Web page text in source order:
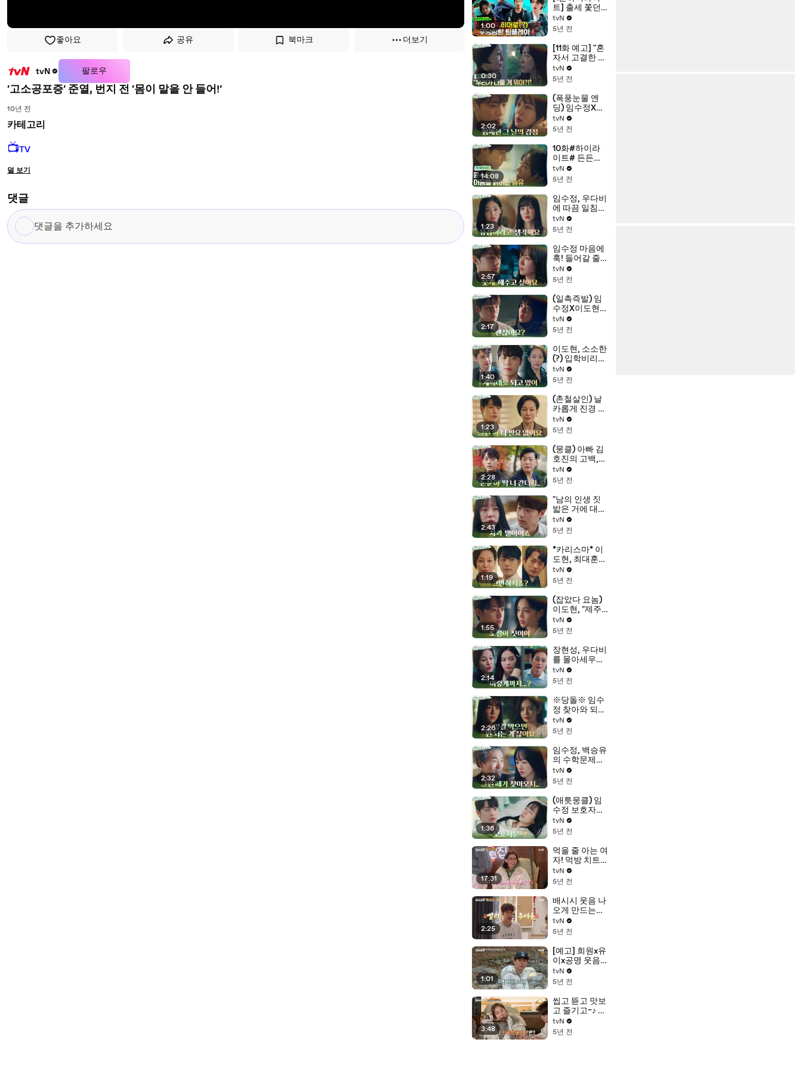
좋아요 공유 북마크 더보기
tvN 팔로우
′고소공포증′ 준열, 번지 전 ′몸이 말을 안 들어!′
10년 전
카테고리
📺TV
덜 보기
댓글
댓
글
1:00
트] 출세 쫓던
이동욱, 미친
놈 위하준과 제
tvN
5년 전
0:30
[11화 예고] "혼
자서 고결한 척
하더니..." 진경,
도발하는 임수
발
tvN
5년 전
2:02
(폭풍눈물 엔
딩) 임수정X이
도현, 드디어
깨우친 감정?!
tvN
5년 전
14:08
10화#하이라
이트# 든든한
이도현에 ?헕
어택? 당하는
음.zip
tvN
5년 전
1:23
임수정, 우다비
에 따끔 일침
"미안하다고 해
야하는거야"
tvN
5년 전
2:57
임수정 마음에
훅! 들어갈 줄
아는 멘트 천재
이도현(쨔란
tvN
5년 전
2:17
(일촉즉발) 임
수정X이도현,
진경에게 발각
될 위기??!
tvN
5년 전
1:40
이도현, 소소한
(?) 입학비리부
터 차근차근 계
획대로! #빼박
tvN
5년 전
1:23
(촌철살인) 날
카롭게 진경 저
격하는 이도
현!!(ft.진경 담
tvN
5년 전
2:28
(뭉클) 아빠 김
호진의 고백,
"내 아들이지
만, 늘 어렵고
tvN
5년 전
2:43
"남의 인생 짓
밟은 거에 대해
서!" 임수정, 왈
칵 토해내는 속
tvN
5년 전
1:19
*카리스마* 이
도현, 최대훈의
심기를 건들이
는 소신 발언♨
tvN
5년 전
1:55
(잡았다 요놈)
이도현, "제주
도 사진.. 누가
그랬을까?"
tvN
5년 전
2:14
장현성, 우다비
를 몰아세우는
진경의 모습에
충격!
tvN
5년 전
2:26
※당돌※ 임수
정 찾아와 되바
라진 충고 날리
는 우다비!
tvN
5년 전
2:32
임수정, 백승유
의 수학문제로
마주하는 수학
자의 시간...!
tvN
5년 전
1:36
(애틋뭉클) 임
수정 보호자가
된 이도현(ft.우
리도 임보 원해
tvN
5년 전
17:31
먹을 줄 아는 여
자! 먹방 치트
키 유이의 보기
만 해도 배부른
음.zip
#highlight
tvN
5년 전
2:25
배시시 웃음 나
오게 만드는
맛...♡ 고소한
뭉티기 맛에 춤
ㅋㅋ
tvN
5년 전
1:01
[예고] 희원x유
이x공명 웃음
참기 챌린지?!
물수제비 앞 동
tvN
5년 전
3:48
씹고 뜯고 맛보
고 즐기고~♪ 만
화에서 튀어나
온 것 같은 고
tvN
5년 전